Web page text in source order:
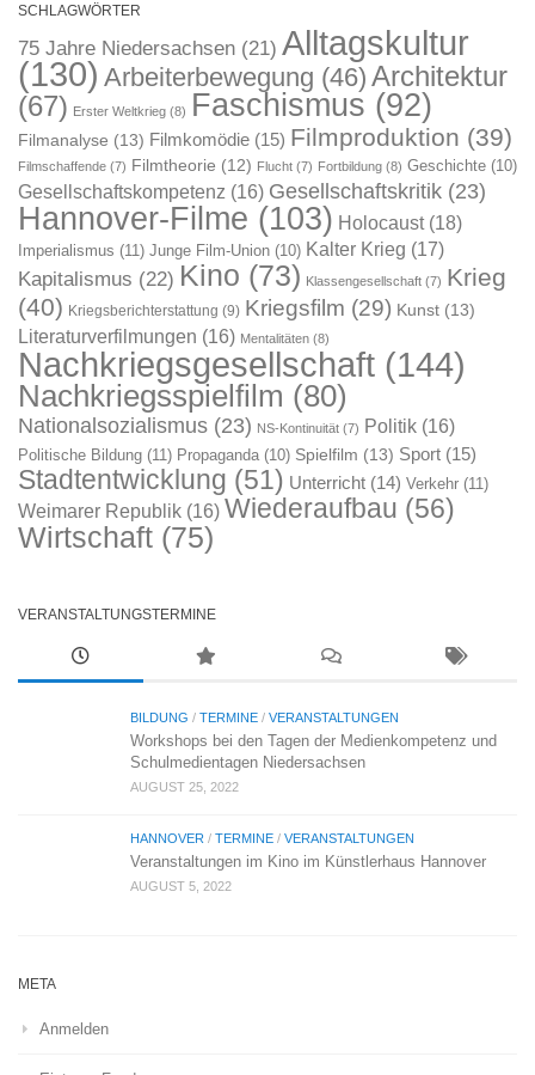
SCHLAGWÖRTER
75 Jahre Niedersachsen (21) Alltagskultur
(130) Arbeiterbewegung (46) Architektur
(67) Erster Weltkrieg (8) Faschismus (92)
Filmanalyse (13) Filmkomödie (15) Filmproduktion (39)
Filmschaffende (7) Filmtheorie (12) Flucht (7) Fortbildung (8) Geschichte (10)
Gesellschaftskompetenz (16) Gesellschaftskritik (23)
Hannover-Filme (103) Holocaust(18)
Imperialismus (11) Junge Film-Union (10) Kalter Krieg (17)
Kapitalismus (22) Kino (73) Klassengesellschaft (7) Krieg
(40) Kriegsberichterstattung (9) Kriegsfilm (29) Kunst (13)
Literaturverfilmungen (16) Mentalitäten (8)
Nachkriegsgesellschaft (144)
Nachkriegsspielfilm (80)
Nationalsozialismus (23) NS-Kontinuität (7) Politik (16)
Politische Bildung (11) Propaganda (10) Spielfilm (13) Sport (15)
Stadtentwicklung (51) Unterricht (14) Verkehr (11)
Weimarer Republik (16) Wiederaufbau (56)
Wirtschaft (75)
VERANSTALTUNGSTERMINE
BILDUNG / TERMINE / VERANSTALTUNGEN
Workshops bei den Tagen der Medienkompetenz und
Schulmedientagen Niedersachsen
AUGUST 25, 2022
HANNOVER / TERMINE / VERANSTALTUNGEN
Veranstaltungen im Kino im Künstlerhaus Hannover
AUGUST 5, 2022
META
Anmelden